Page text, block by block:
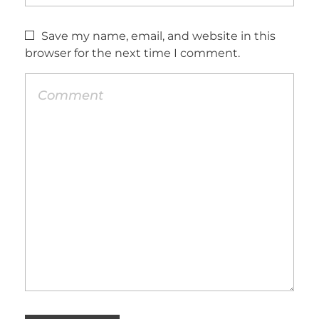
Save my name, email, and website in this
browser for the next time I comment.